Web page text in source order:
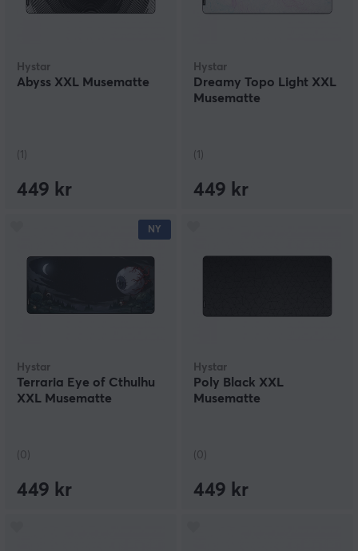
Hystar
Abyss XXL Musematte
(1)
449 kr
Hystar
Dreamy Topo Light XXL
Musematte
(1)
449 kr
NY
Hystar
Terraria Eye of Cthulhu
XXL Musematte
(0)
449 kr
Hystar
Poly Black XXL
Musematte
(0)
449 kr